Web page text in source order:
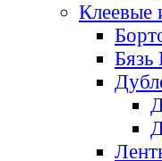
Клеевые
Бязь